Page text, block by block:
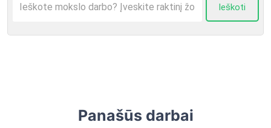
Ieškoti
Panašūs darbai